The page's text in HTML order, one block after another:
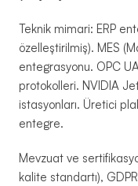
Teknik mimari: ERP
özelleştirilmiş). MES
entegrasyonu. OPC
protokolleri. NVIDIA
istasyonları. Üretici
entegre.
Mevzuat ve
kalite standartı),